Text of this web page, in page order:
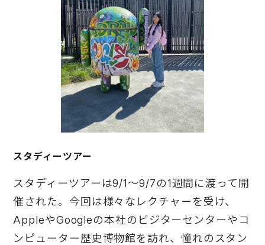
スタディーツアー
スタディーツアーは9/1〜9/7の1週間に渡って開
催された。今回は様々なレクチャーを受け、
AppleやGoogleの本社のビジターセンターやコ
ンピューター歴史博物館を訪れ、憧れのスタン